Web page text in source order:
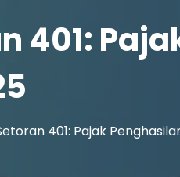
401:
401: Pajak